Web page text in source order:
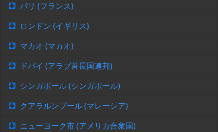
パリ (フランス)
ロンドン (イギリス)
マカオ (マカオ)
ドバイ (アラブ首長国連邦)
シンガポール (シンガポール)
クアラルンプール (マレーシア)
ニューヨーク市 (アメリカ合衆国)